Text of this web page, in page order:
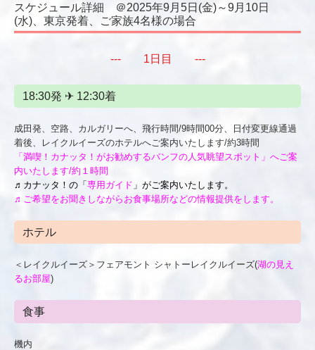
スケジュール詳細 ＠2025年9月5日(金)～9月10日
(水)、東京発着、ご家族4名様の場合
--- 1日目 ---
18:30発 ✈ 12:30着
成田発、空路、カルガリーへ、飛行時間/9時間00分、日付変更線通過
着後、レイクルイーズのホテルへご案内いたします/約3時間
「満喫！カナッタ！がお勧めするバンフの人気眺望スポット」へご案
内いたします/約１時間
♬カナッタ！の「 専用ガイド 」がご案内いたします。
♬ご希望をお聞きしながらお食事場所などの情報提供をします。
ホテル
＜レイクルイーズ＞フェアモント シャトーレイクルイーズ(湖の見え
るお部屋)
食事
機内